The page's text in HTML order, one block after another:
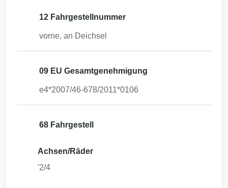
12 Fahrgestellnummer
vorne, an Deichsel
09 EU Gesamtgenehmigung
e4*2007/46-678/2011*0106
68 Fahrgestell
Achsen/Räder
'2/4